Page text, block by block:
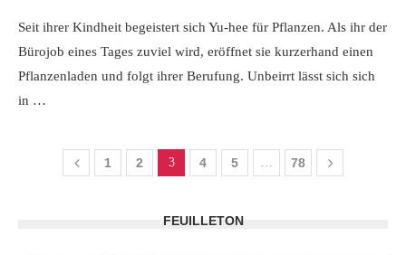
Seit ihrer Kindheit begeistert sich Yu-hee für Pflanzen. Als ihr der
Bürojob eines Tages zuviel wird, eröffnet sie kurzerhand einen
Pflanzenladen und folgt ihrer Berufung. Unbeirrt lässt sich sich
in …
1 2 3 4 5 … 78
FEUILLETON